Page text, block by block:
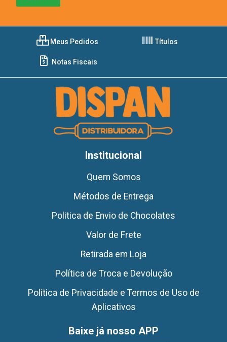
Meus Pedidos Títulos
Notas Fiscais
Institucional
Quem Somos
Métodos de Entrega
Politica de Envio de Chocolates
Valor de Frete
Retirada em Loja
Política de Troca e Devolução
Política de Privacidade e Termos de Uso de
Aplicativos
Baixe já nosso APP